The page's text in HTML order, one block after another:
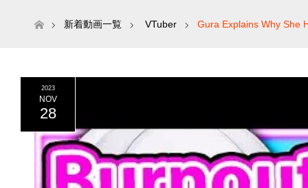
ホーム新着動画一覧 VTuber Gura Explains Why She
2023
NOV
28